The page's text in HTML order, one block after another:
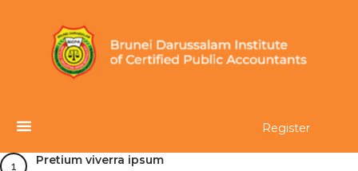
Register
Pretium viverra ipsum